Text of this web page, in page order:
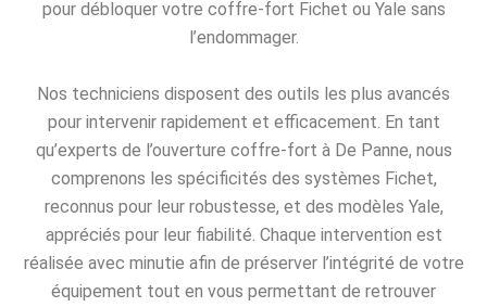
pour débloquer votre coffre-fort Fichet ou Yale sans
l’endommager.
Nos techniciens disposent des outils les plus avancés
pour intervenir rapidement et efficacement. En tant
qu’experts de l’ouverture coffre-fort à De Panne, nous
comprenons les spécificités des systèmes Fichet,
reconnus pour leur robustesse, et des modèles Yale,
appréciés pour leur fiabilité. Chaque intervention est
réalisée avec minutie afin de préserver l’intégrité de votre
équipement tout en vous permettant de retrouver